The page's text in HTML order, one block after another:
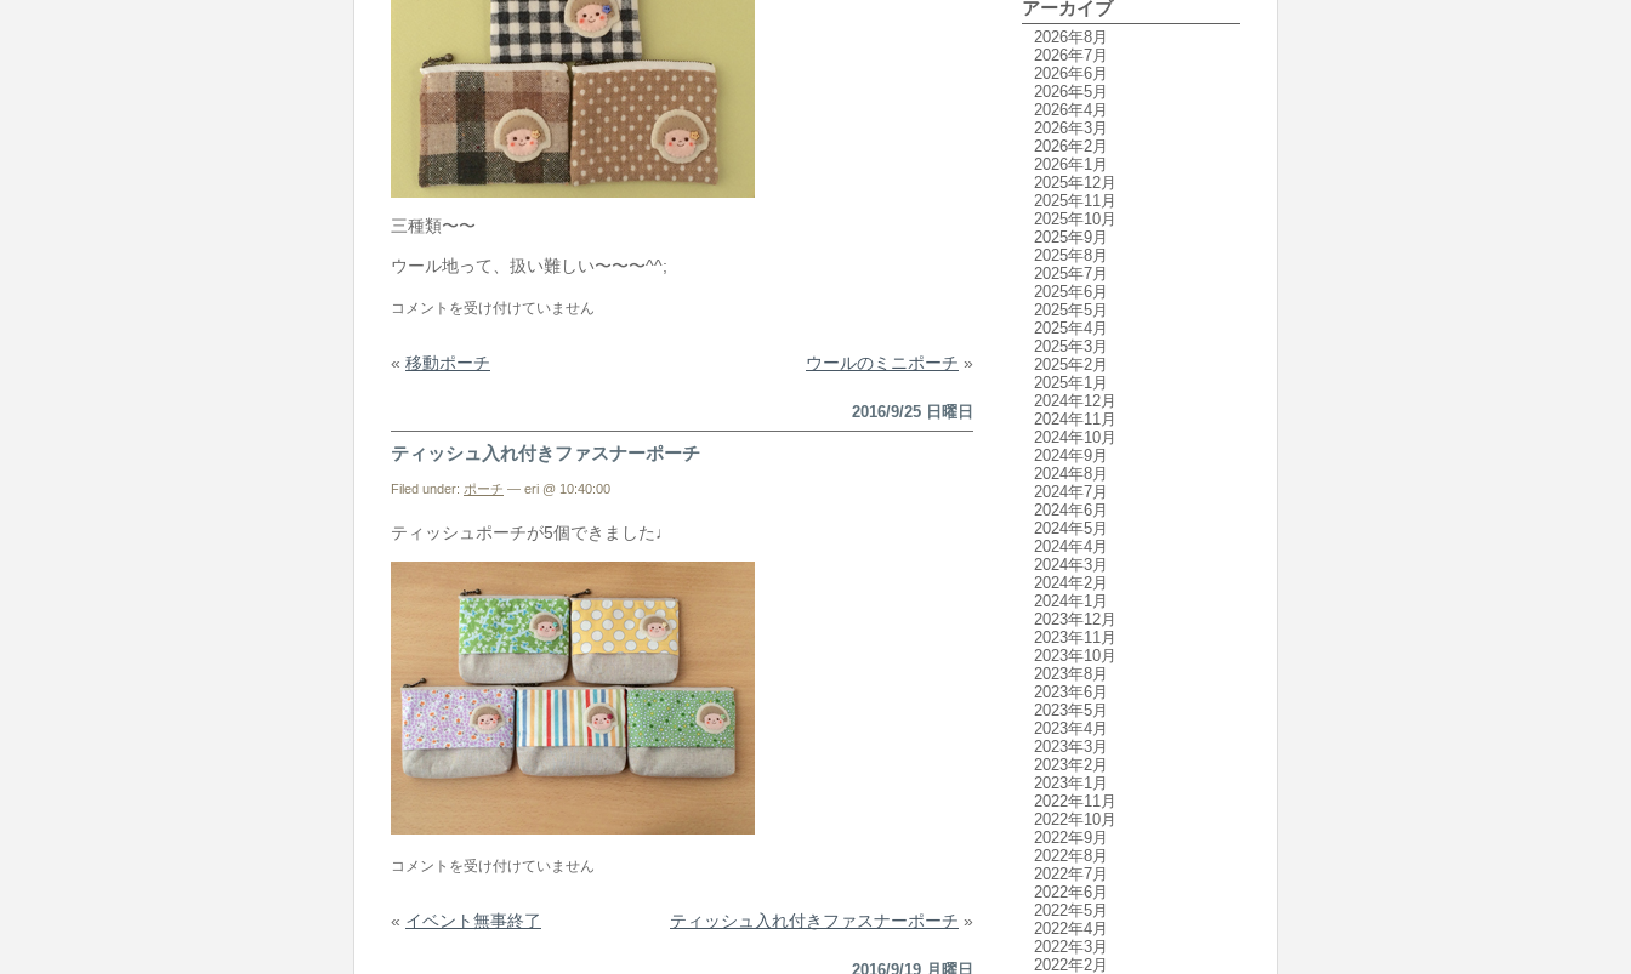
三種類〜〜
ウール地って、扱い難しい〜〜〜^^;
ウ
ル
ミ
ニ
ポ
コメントを受け付けていません
« 移動ポーチ ウールのミニポーチ »
2016/9/25 日曜日
ティッシュ入れ付きファスナーポーチ
Filed under: ポーチ — eri @ 10:40:00
ティッシュポーチが5個できました♩
テ
ッ
コメントを受け付けていません
« イベント無事終了 ティッシュ入れ付きファスナーポーチ »
2016/9/19 月曜日
アーカイブ
2026年8月
2026年7月
2026年6月
2026年5月
2026年4月
2026年3月
2026年2月
2026年1月
2025年12月
2025年11月
2025年10月
2025年9月
2025年8月
2025年7月
2025年6月
2025年5月
2025年4月
2025年3月
2025年2月
2025年1月
2024年12月
2024年11月
2024年10月
2024年9月
2024年8月
2024年7月
2024年6月
2024年5月
2024年4月
2024年3月
2024年2月
2024年1月
2023年12月
2023年11月
2023年10月
2023年8月
2023年6月
2023年5月
2023年4月
2023年3月
2023年2月
2023年1月
2022年11月
2022年10月
2022年9月
2022年8月
2022年7月
2022年6月
2022年5月
2022年4月
2022年3月
2022年2月